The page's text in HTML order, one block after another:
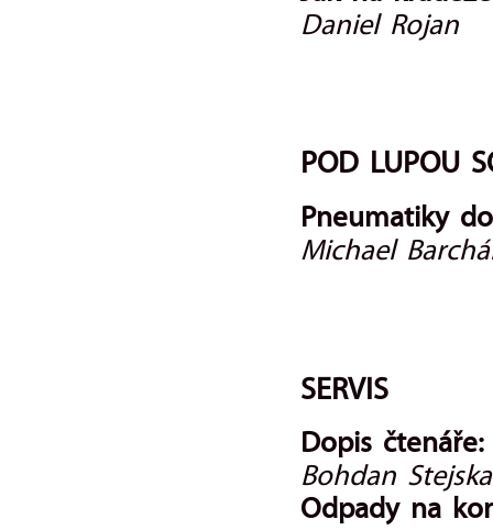
Daniel Rojan
POD LUPOU
Pneumatiky
Michael
SERVIS
Dopis
Bohdan
Odpady na